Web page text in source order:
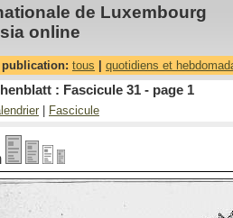
de Luxembourg
online
tous quotidiens et
: Fascicule 31 - page 1
Fascicule